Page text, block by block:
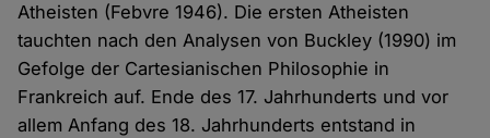
Atheisten (Febvre 1946). Die ersten Atheisten
tauchten nach den Analysen von Buckley (1990) im
Gefolge der Cartesianischen Philosophie in
Frankreich auf. Ende des 17. Jahrhunderts und vor
allem Anfang des 18. Jahrhunderts entstand in